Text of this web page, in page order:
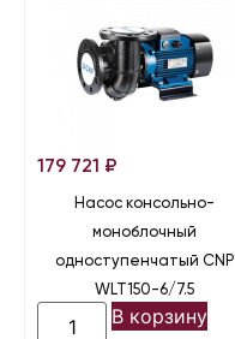
179 721 ₽
Насос консольно-
моноблочный
одноступенчатый CNP
WLT150-6/7.5
В корзину